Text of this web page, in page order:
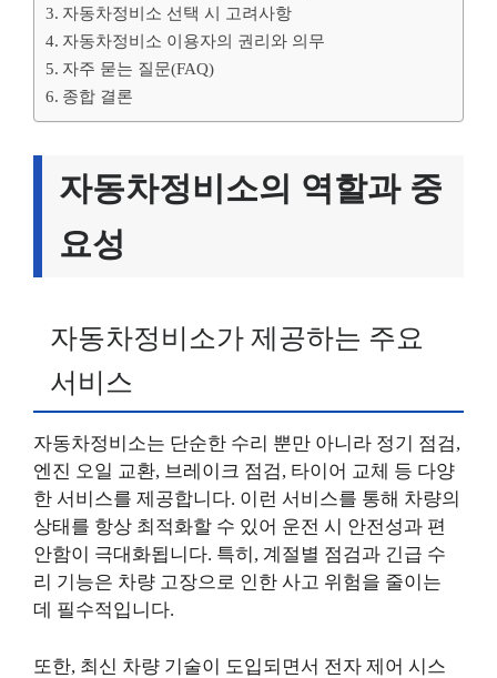
자동차정비소 선택 시 고려사항
자동차정비소 이용자의 권리와 의무
자주 묻는 질문(FAQ)
종합 결론
자동차정비소의 역할과 중
요성
자동차정비소가 제공하는 주요
서비스
자동차정비소는 단순한 수리 뿐만 아니라 정기 점검,
엔진 오일 교환, 브레이크 점검, 타이어 교체 등 다양
한 서비스를 제공합니다. 이런 서비스를 통해 차량의
상태를 항상 최적화할 수 있어 운전 시 안전성과 편
안함이 극대화됩니다. 특히, 계절별 점검과 긴급 수
리 기능은 차량 고장으로 인한 사고 위험을 줄이는
데 필수적입니다.
또한, 최신 차량 기술이 도입되면서 전자 제어 시스